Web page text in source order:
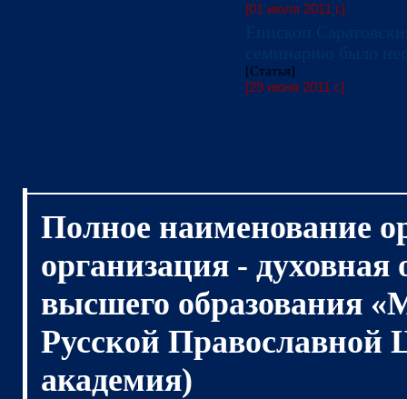
[01 июля 2011 г.]
[Статья]
[29 июня 2011 г.]
Полное наименование
организация - духовная
высшего образования
Русской Православной
академия)